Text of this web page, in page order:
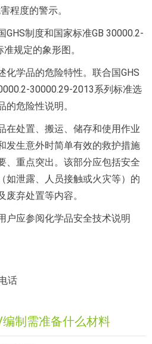
程度的警示。
GHS制度和国家标准GB 30000.2-
规定的象形图。
化学品的危险特性。联合国GHS
30000.29-2013系列标准选
危险性说明。
在处置、搬运、储存和使用作业
发生意外时简单有效的救护措施
、重点突出。该部分应包括安全
如泄露、人员接触或火灾等）的
弃处置等内容。
户应参阅化学品安全技术说明
话
制需准备什么材料